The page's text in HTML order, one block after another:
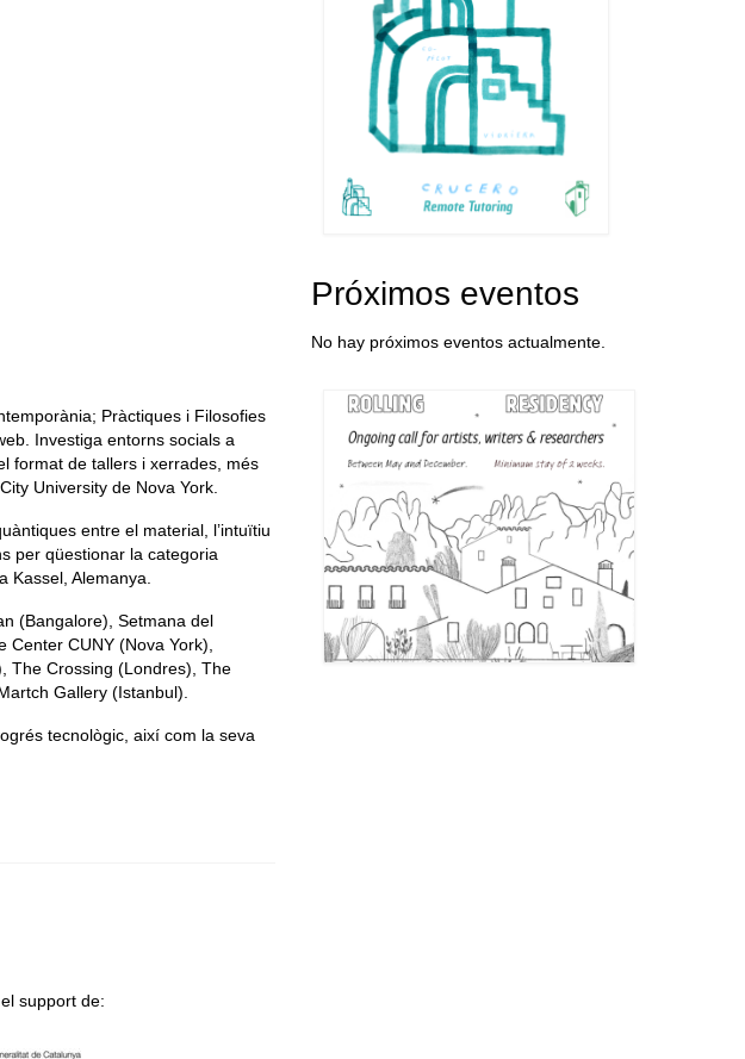
Pràctiques i Filosofies
Investiga entorns socials a
format de tallers i xerrades, més
University de Nova York.
entre el material, l’intuïtiu
per qüestionar la categoria
Kassel, Alemanya.
(Bangalore), Setmana del
CUNY (Nova York),
The Crossing (Londres), The
Gallery (Istanbul).
tecnològic, així com la seva
Próximos eventos
No hay próximos eventos actualmente.
support de: